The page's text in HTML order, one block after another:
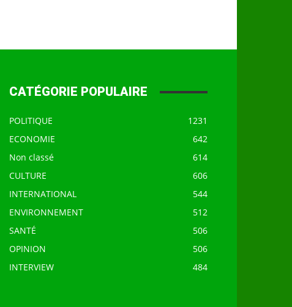
CATÉGORIE POPULAIRE
POLITIQUE
1231
ECONOMIE
642
Non classé
614
CULTURE
606
INTERNATIONAL
544
ENVIRONNEMENT
512
SANTÉ
506
OPINION
506
INTERVIEW
484